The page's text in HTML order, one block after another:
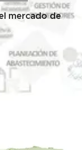
mercado de